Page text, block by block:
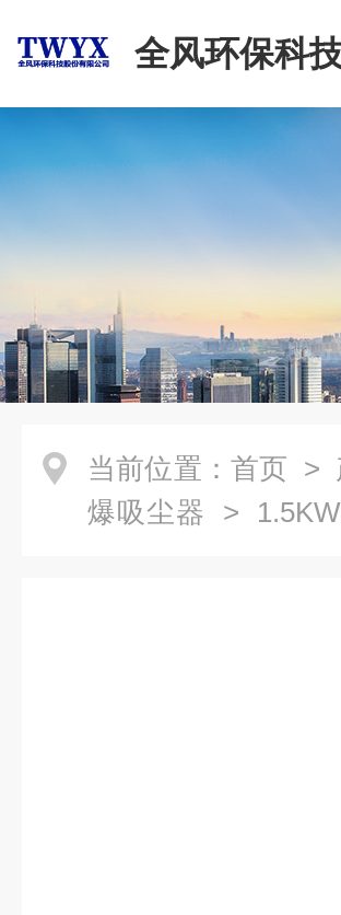
全风环保科
当前位置： 首页 >
爆吸尘器 >